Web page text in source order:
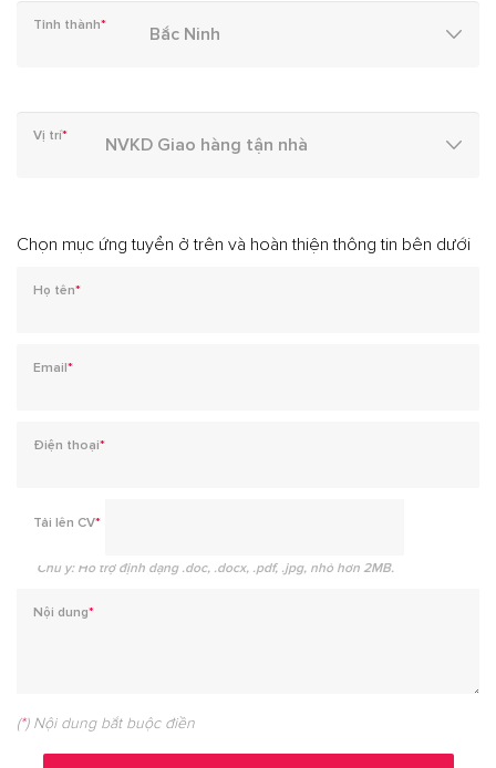
Tỉnh thành*
Vị trí*
Chọn mục ứng tuyển ở trên và hoàn thiện thông tin bên dưới
Họ tên*
Email*
Điện thoại*
Tải lên CV*
Chú ý: Hỗ trợ định dạng .doc, .docx, .pdf, .jpg, nhỏ hơn 2MB.
Nội dung*
(*) Nội dung bắt buộc điền